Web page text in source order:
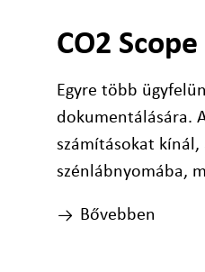
CO2
Egyre több
dokumentálására.
számításokat
szénlábnyomába,
Bővebben